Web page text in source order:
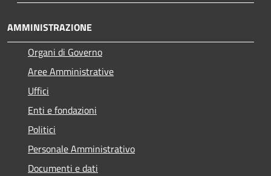
AMMINISTRAZIONE
Organi di Governo
Aree Amministrative
Uffici
Enti e fondazioni
Politici
Personale Amministrativo
Documenti e dati